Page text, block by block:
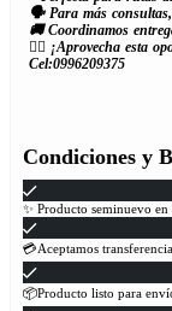
🗣 Para más
🚚 Coordinamos
🚴‍♂️ ¡Aprovecha esta
Cel:0996209375
Condiciones y
✨ Producto seminuevo en
💳Aceptamos
📦Producto listo para